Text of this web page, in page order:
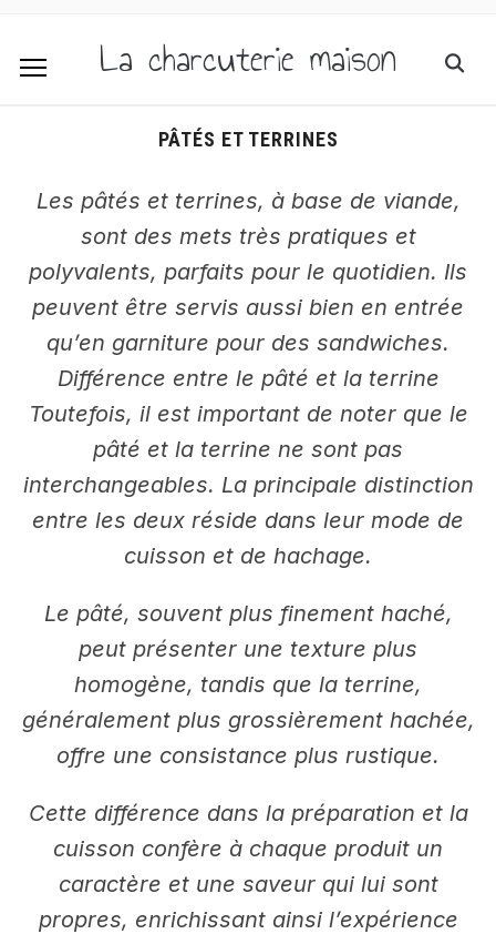
La charcuterie maison
PÂTÉS ET TERRINES
Les pâtés et terrines, à base de viande,
sont des mets très pratiques et
polyvalents, parfaits pour le quotidien. Ils
peuvent être servis aussi bien en entrée
qu’en garniture pour des sandwiches.
Différence entre le pâté et la terrine
Toutefois, il est important de noter que le
pâté et la terrine ne sont pas
interchangeables. La principale distinction
entre les deux réside dans leur mode de
cuisson et de hachage.
Le pâté, souvent plus finement haché,
peut présenter une texture plus
homogène, tandis que la terrine,
généralement plus grossièrement hachée,
offre une consistance plus rustique.
Cette différence dans la préparation et la
cuisson confère à chaque produit un
caractère et une saveur qui lui sont
propres, enrichissant ainsi l’expérience